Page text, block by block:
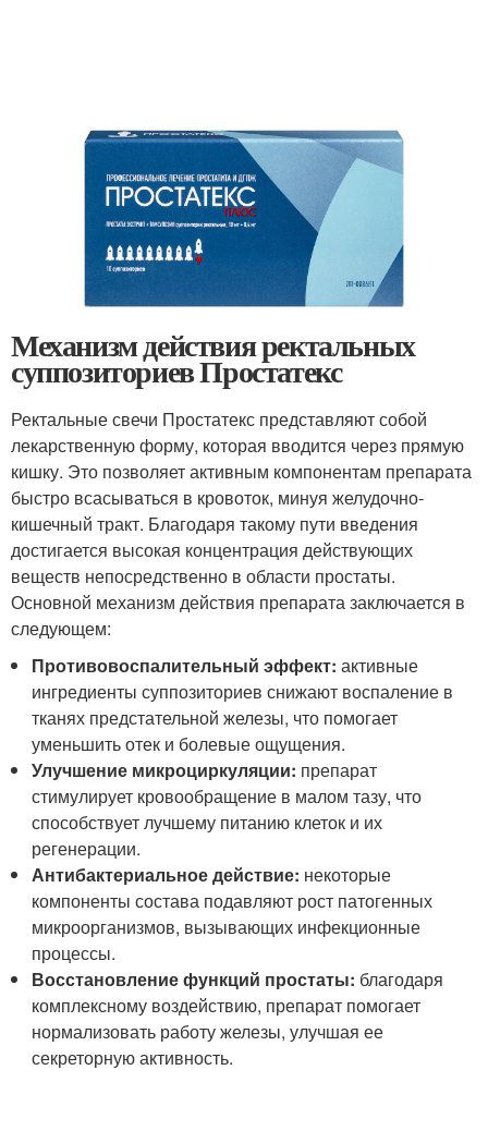
Механизм действия ректальных
суппозиториев Простатекс
Ректальные свечи Простатекс представляют собой
лекарственную форму, которая вводится через прямую
кишку. Это позволяет активным компонентам препарата
быстро всасываться в кровоток, минуя желудочно-
кишечный тракт. Благодаря такому пути введения
достигается высокая концентрация действующих
веществ непосредственно в области простаты.
Основной механизм действия препарата заключается в
следующем:
Противовоспалительный эффект: активные
ингредиенты суппозиториев снижают воспаление в
тканях предстательной железы, что помогает
уменьшить отек и болевые ощущения.
Улучшение микроциркуляции: препарат
стимулирует кровообращение в малом тазу, что
способствует лучшему питанию клеток и их
регенерации.
Антибактериальное действие: некоторые
компоненты состава подавляют рост патогенных
микроорганизмов, вызывающих инфекционные
процессы.
Восстановление функций простаты: благодаря
комплексному воздействию, препарат помогает
нормализовать работу железы, улучшая ее
секреторную активность.